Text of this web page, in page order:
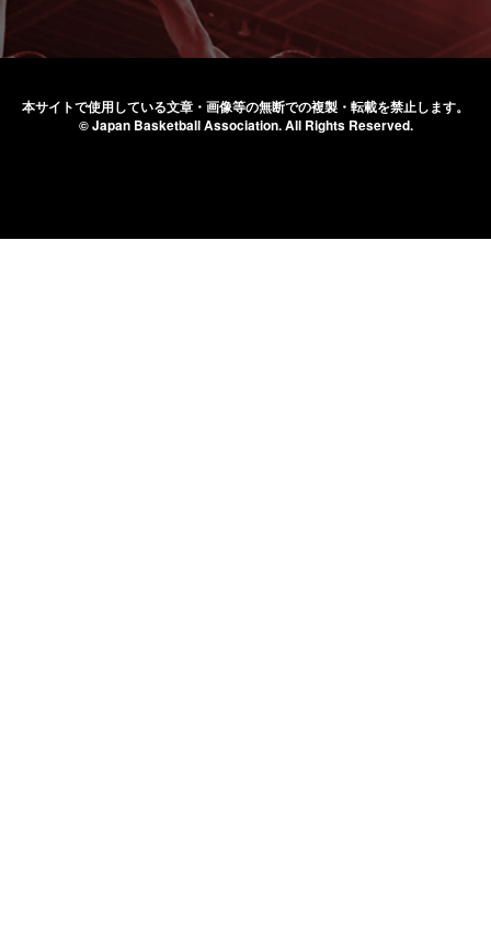
本サイトで使用している文章・画像等の無断での複製・転載を禁止します。
© Japan Basketball Association.All Rights Reserved.